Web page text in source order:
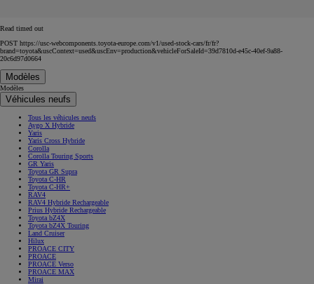
Read timed out
POST https://usc-webcomponents.toyota-europe.com/v1/used-stock-cars/fr/fr?
brand=toyota&uscContext=used&uscEnv=production&vehicleForSaleId=39d7810d-e45c-40ef-9a88-
20c6d97d0664
Modèles
Modèles
Véhicules neufs
Tous les véhicules neufs
Aygo X Hybride
Yaris
Yaris Cross Hybride
Corolla
Corolla Touring Sports
GR Yaris
Toyota GR Supra
Toyota C-HR
Toyota C-HR+
RAV4
RAV4 Hybride Rechargeable
Prius Hybride Rechargeable
Toyota bZ4X
Toyota bZ4X Touring
Land Cruiser
Hilux
PROACE CITY
PROACE
PROACE Verso
PROACE MAX
Mirai